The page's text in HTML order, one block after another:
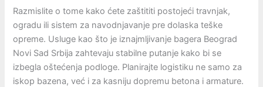
Razmislite o tome kako ćete zaštititi postojeći travnjak,
ogradu ili sistem za navodnjavanje pre dolaska teške
opreme. Usluge kao što je iznajmljivanje bagera Beograd
Novi Sad Srbija zahtevaju stabilne putanje kako bi se
izbegla oštećenja podloge. Planirajte logistiku ne samo za
iskop bazena, već i za kasniju dopremu betona i armature.